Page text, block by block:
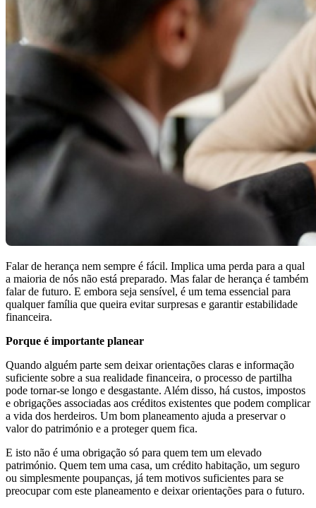
Falar de herança nem sempre é fácil. Implica uma perda para a qual
a maioria de nós não está preparado. Mas falar de herança é também
falar de futuro. E embora seja sensível, é um tema essencial para
qualquer família que queira evitar surpresas e garantir estabilidade
financeira.
Porque é importante planear
Quando alguém parte sem deixar orientações claras e informação
suficiente sobre a sua realidade financeira, o processo de partilha
pode tornar-se longo e desgastante. Além disso, há custos, impostos
e obrigações associadas aos créditos existentes que podem complicar
a vida dos herdeiros. Um bom planeamento ajuda a preservar o
valor do património e a proteger quem fica.
E isto não é uma obrigação só para quem tem um elevado
património. Quem tem uma casa, um crédito habitação, um seguro
ou simplesmente poupanças, já tem motivos suficientes para se
preocupar com este planeamento e deixar orientações para o futuro.